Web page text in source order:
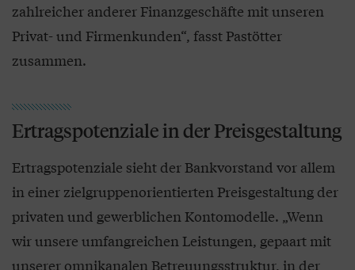
zahlreicher anderer Finanzgeschäfte mit unseren
Privat- und Firmenkunden“, fasst Pastötter
zusammen.
Ertragspotenziale in der Preisgestaltung
Ertragspotenziale sieht der Bankvorstand vor allem
in einer zielgruppenorientierten Preisgestaltung der
privaten und gewerblichen Kontomodelle. „Wenn
wir unsere umfangreichen Leistungen, gepaart mit
unserer omnikanalen Betreuungsstruktur, in der